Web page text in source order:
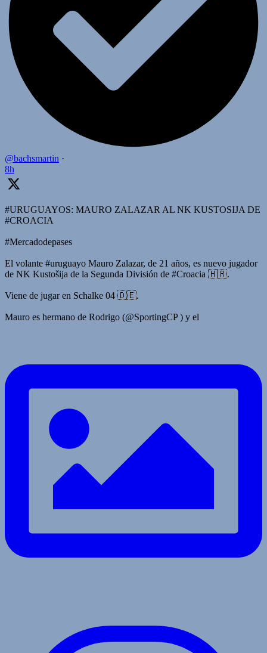
@bachsmartin ·
8h
#URUGUAYOS: MAURO ZALAZAR AL NK KUSTOSIJA DE
#CROACIA
#Mercadodepases
El volante #uruguayo Mauro Zalazar, de 21 años, es nuevo jugador
de NK Kustošija de la Segunda División de #Croacia 🇭🇷.
Viene de jugar en Schalke 04 🇩🇪.
Mauro es hermano de Rodrigo (@SportingCP ) y el